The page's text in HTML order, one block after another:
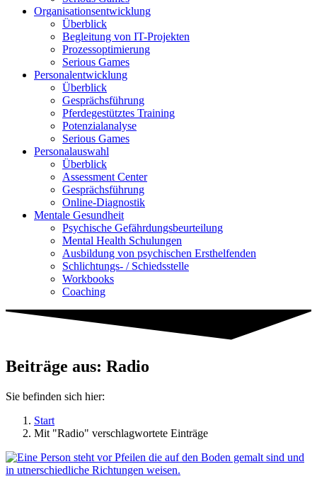
Organisationsentwicklung
Überblick
Begleitung von IT-Projekten
Prozessoptimierung
Serious Games
Personalentwicklung
Überblick
Gesprächsführung
Pferdegestütztes Training
Potenzialanalyse
Serious Games
Personalauswahl
Überblick
Assessment Center
Gesprächsführung
Online-Diagnostik
Mentale Gesundheit
Psychische Gefährdungs­beurteilung
Mental Health Schulungen
Ausbildung von psychischen Ersthelfenden
Schlichtungs- / Schiedsstelle
Workbooks
Coaching
Beiträge aus: Radio
Sie befinden sich hier:
Start
Mit "Radio" verschlagwortete Einträge